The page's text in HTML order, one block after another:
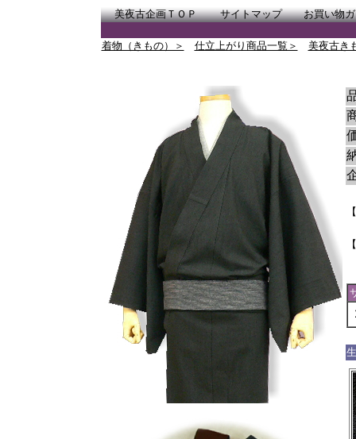
美夜古企画ＴＯＰ サイトマップ お買い物
着物（きもの）＞ 仕立上がり商品一覧＞ 美夜古き